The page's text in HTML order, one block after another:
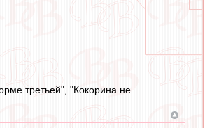
третьей", "Кокорина не